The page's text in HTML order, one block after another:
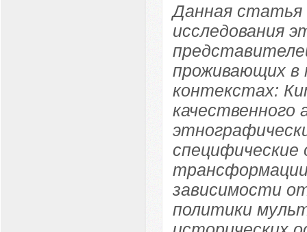
Данная
исследования
проживающих в
контекстах:
качественного
специфические
зависимости
политики